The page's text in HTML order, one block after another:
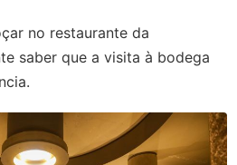
no restaurante da
saber que a visita à bodega